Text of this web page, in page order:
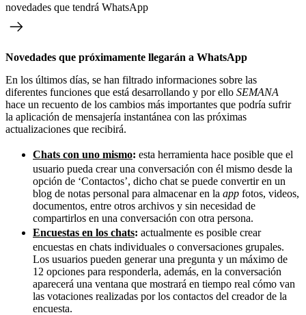
novedades que tendrá WhatsApp
Novedades que próximamente llegarán a WhatsApp
En los últimos días, se han filtrado informaciones sobre las
diferentes funciones que está desarrollando y por ello SEMANA
hace un recuento de los cambios más importantes que podría sufrir
la aplicación de mensajería instantánea con las próximas
actualizaciones que recibirá.
Chats con uno mismo: esta herramienta hace posible que el
usuario pueda crear una conversación con él mismo desde la
opción de ‘Contactos’, dicho chat se puede convertir en un
blog de notas personal para almacenar en la app fotos, videos,
documentos, entre otros archivos y sin necesidad de
compartirlos en una conversación con otra persona.
Encuestas en los chats: actualmente es posible crear
encuestas en chats individuales o conversaciones grupales.
Los usuarios pueden generar una pregunta y un máximo de
12 opciones para responderla, además, en la conversación
aparecerá una ventana que mostrará en tiempo real cómo van
las votaciones realizadas por los contactos del creador de la
encuesta.